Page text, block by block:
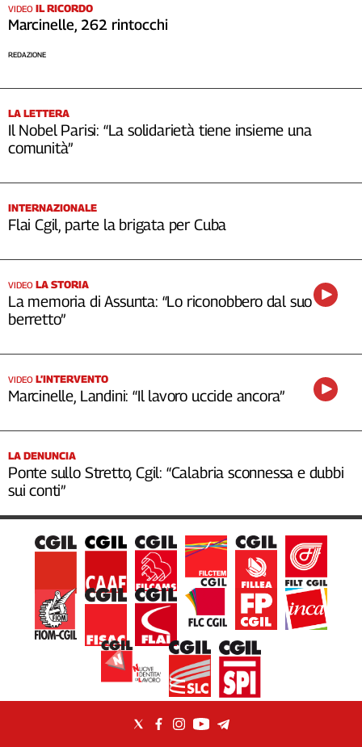
VIDEO IL RICORDO
Marcinelle, 262 rintocchi
REDAZIONE
LA LETTERA
Il Nobel Parisi: “La solidarietà tiene insieme una
comunità”
INTERNAZIONALE
Flai Cgil, parte la brigata per Cuba
VIDEO LA STORIA
La memoria di Assunta: “Lo riconobbero dal suo
berretto”
VIDEO L’INTERVENTO
Marcinelle, Landini: “Il lavoro uccide ancora”
LA DENUNCIA
Ponte sullo Stretto, Cgil: “Calabria sconnessa e dubbi
sui conti”